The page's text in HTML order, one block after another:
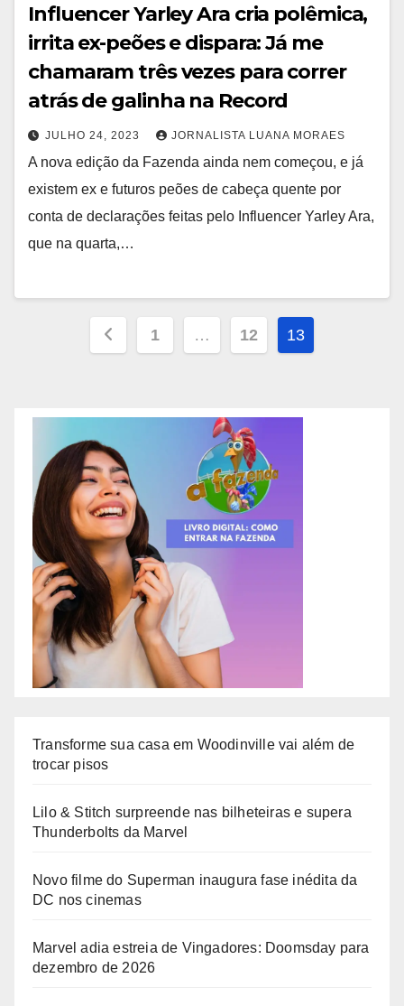
Influencer Yarley Ara cria polêmica,
irrita ex-peões e dispara: Já me
chamaram três vezes para correr
atrás de galinha na Record
JULHO 24, 2023 JORNALISTA LUANA MORAES
A nova edição da Fazenda ainda nem começou, e já
existem ex e futuros peões de cabeça quente por
conta de declarações feitas pelo Influencer Yarley Ara,
que na quarta,…
Paginação
posts
1 … 12 13
Transforme sua casa em Woodinville vai além de
trocar pisos
Lilo & Stitch surpreende nas bilheteiras e supera
Thunderbolts da Marvel
Novo filme do Superman inaugura fase inédita da
DC nos cinemas
Marvel adia estreia de Vingadores: Doomsday para
dezembro de 2026